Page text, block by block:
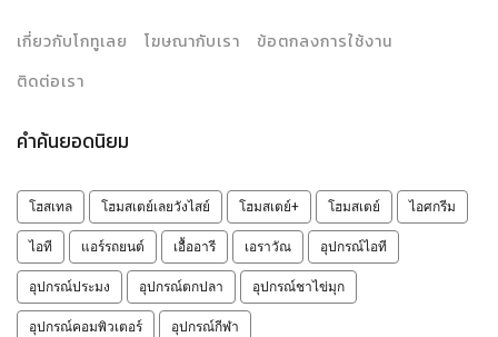
เกี่ยวกับโกทูเลย โฆษณากับเรา
ข้อตกลงการใช้งาน
ติดต่อเรา
คำค้นยอดนิยม
โฮสเทล โฮมสเตย์เลยวังไสย์ โฮมสเตย์+ โฮมสเตย์ ไอศกรีม
ไอที แอร์รถยนต์ เอื้ออารี เอราวัณ อุปกรณ์ไอที
อุปกรณ์ประมง อุปกรณ์ตกปลา อุปกรณ์ชาไข่มุก
อุปกรณ์คอมพิวเตอร์ อุปกรณ์กีฬา